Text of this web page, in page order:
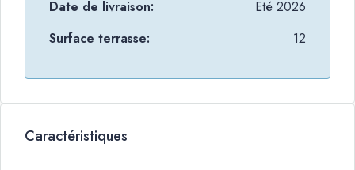
Date de livraison:
Eté 2026
Surface terrasse:
12
Caractéristiques